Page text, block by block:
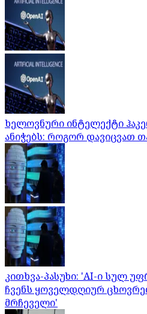
ხელოვნური ინტელექტი
ანიჭებს: როგორ დავიცვათ
კითხვა-პასუხი: 'AI-ი სულ
ჩვენს ყოველდღიურ
მრჩეველი'